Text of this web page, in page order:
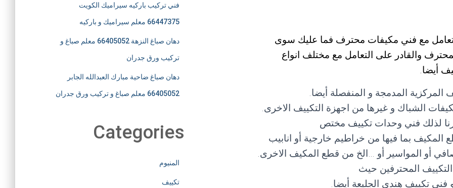
مع فني مكيفات محترف فما عليك سوى
مع فني تكييف الجليعة 55560390 المحترف والقادر على التعامل مع مختلف انواع
أيضا.
المركزية المدمجة و المنفصلة أيضا.
الشباك و غيرها من اجهزة التكييف الاخرى.
لذلك فني وحدات تكييف مختص
بما فيها من خراطيم خارجية أو انابيب
أو المواسير أو …الخ من قطع المكيف الاخرى.
المحترفين حيث
فني تكييف هندي الجليعة أيضا.
فني تركيب باركيه سيراميك الكويت
66447375 معلم سيراميك و باركيه
دهان صباغ النزهة 66405052 معلم صباغ و
تركيب ورق جدران
دهان صباغ ضاحية مبارك العبدالله الجابر
66405052 معلم صباغ و تركيب ورق جدران
Categories
المنيوم
تكييف